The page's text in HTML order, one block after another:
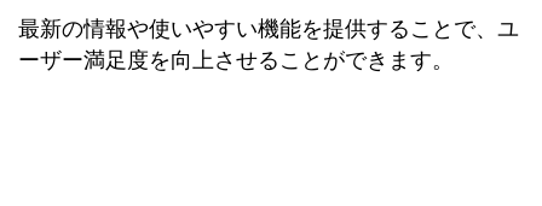
最新の情報や使いやすい機能を提供することで、ユ
ーザー満足度を向上させることができます。